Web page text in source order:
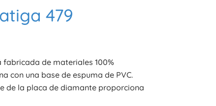
479
fabricada de materiales 100%
con una base de espuma de PVC.
de la placa de diamante proporciona